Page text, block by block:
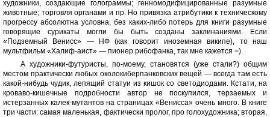
художники, создающие голограммы; генномодифицированные разумные
животные; торговля органами и пр. Но привязка атрибутики к техническому
прогрессу абсолютна условна, без каких-либо потерь для книги разумные
говорящие сурикаты могли бы быть созданы заклинаниями. Если
«Подземный Венисс» — НФ (как говорит иноземная википе), то наш
мультфильм «Халиф-аист» — пионер рибофанка, так мне кажется =).
А художники-футуристы, по-моему, становятся (уже стали?) общим
местом практически любых околокиберпанковских вещей — всегда там есть
какой-нибудь чудик, лепящий статуи из кишок со светодиодами. Кстати, на
кроваво-кишечные подробности автор не поскупился, терзаемых и
истерзанных калек-мутантов на страницах «Венисса» очень много. В книге
три части: самая маленькая, фактически пролог, про голохудожника; вторая,